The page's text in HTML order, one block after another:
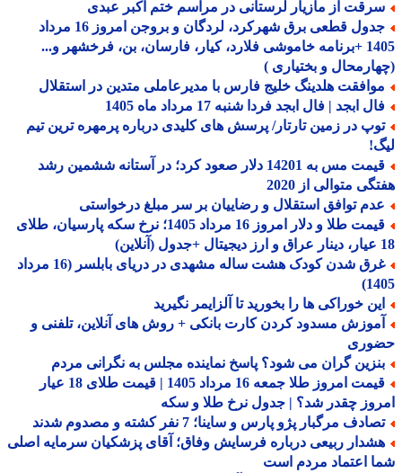
از مازیار لرستانی در مراسم ختم اکبر عبدی
جدول قطعی برق شهرکرد، لردگان و بروجن امروز 16 مرداد
1405 +برنامه خاموشی فلارد، کیار، فارسان، بن، فرخشهر و...
و بختیاری )
هلدینگ خلیج فارس با مدیرعاملی متدین در استقلال
ابجد | فال ابجد فردا شنبه 17 مرداد ماه 1405
در زمین تارتار/ پرسش های کلیدی درباره پرمهره ترین تیم
قیمت مس به 14201 دلار صعود کرد؛ در آستانه ششمین رشد
متوالی از 2020
توافق استقلال و رضاییان بر سر مبلغ درخواستی
قیمت طلا و دلار امروز 16 مرداد 1405؛ نرخ سکه پارسیان، طلای
غرق شدن کودک هشت ساله مشهدی در دریای بابلسر (16 مرداد
خوراکی ها را بخورید تا آلزایمر نگیرید
مسدود کردن کارت بانکی + روش های آنلاین، تلفنی و
گران می شود؟ پاسخ نماینده مجلس به نگرانی مردم
قیمت امروز طلا جمعه 16 مرداد 1405 | قیمت طلای 18 عیار
چقدر شد؟ | جدول نرخ طلا و سکه
مرگبار پژو پارس و ساینا؛ 7 نفر کشته و مصدوم شدند
ربیعی درباره فرسایش وفاق؛ آقای پزشکیان سرمایه اصلی
اعتماد مردم است